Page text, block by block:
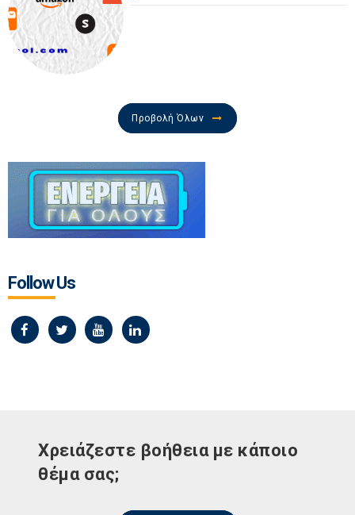
Προβολή Όλων
Follow Us
Χρειάζεστε βοήθεια με κάποιο
θέμα σας;